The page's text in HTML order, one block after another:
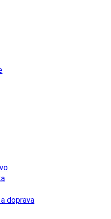
doprava